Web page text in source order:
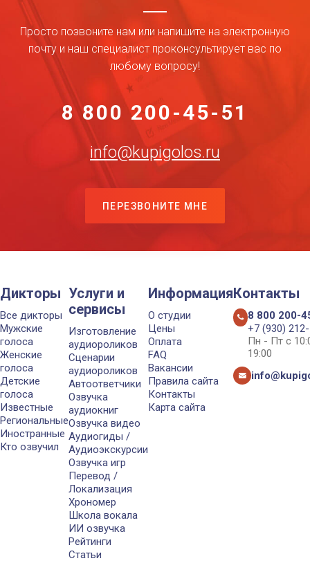
Просто позвоните нам или напишите на электронную
почту и наш специалист проконсультирует вас по
любому вопросу!
8 800 200-45-51
info@kupigolos.ru
ПЕРЕЗВОНИТЕ МНЕ
Дикторы
Все дикторы
Мужские
голоса
Женские
голоса
Детские
голоса
Известные
Региональные
Иностранные
Кто озвучил
Услуги и
сервисы
Изготовление
аудиороликов
Сценарии
аудиороликов
Автоответчики
Озвучка
аудиокниг
Озвучка видео
Аудиогиды /
Аудиоэкскурсии
Озвучка игр
Перевод /
Локализация
Хрономер
Школа вокала
ИИ озвучка
Рейтинги
Статьи
Информация
О студии
Цены
Оплата
FAQ
Вакансии
Правила сайта
Контакты
Карта сайта
Контакты
8 800 200-
+7 (930)
Пн - Пт с
19:00